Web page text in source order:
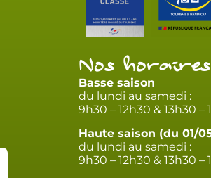
Nos horaires
Basse saison
du lundi au samedi :
9h30 – 12h30 & 13h30 –
Haute saison (du 01/
du lundi au samedi :
9h30 – 12h30 & 13h30 –